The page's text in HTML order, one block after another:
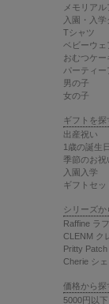
メモリア
入園・入
Tシャツ
ベビーウェ
おむつケー
パーティー
男の子
女の子
ギフトを探
出産祝い
1歳の誕生日
季節のお祝
入園入学
ギフトセッ
シリーズか
Raffine ラ
CLENM ク
Pritty Patch
Cherie シェ
価格から探
5000円以下